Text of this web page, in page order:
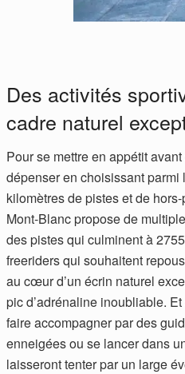
Des activités
cadre naturel
Pour se mettre en appétit
dépenser en choisissant parmi
kilomètres de pistes et de
Mont-Blanc propose de
des pistes qui culminent à
freeriders qui souhaitent
au cœur d’un écrin naturel
pic d’adrénaline inoubliable.
faire accompagner par des
enneigées ou se lancer dans
laisseront tenter par un large